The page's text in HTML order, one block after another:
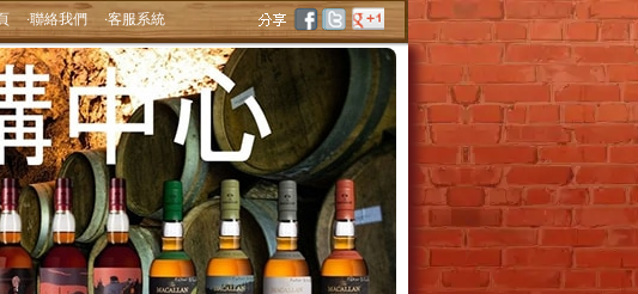
‧聯絡我們 ‧客服系統